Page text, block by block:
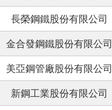
長榮鋼鐵股份有限公司
金合發鋼鐵股份有限公司
美亞鋼管廠股份有限公司
新鋼工業股份有限公司